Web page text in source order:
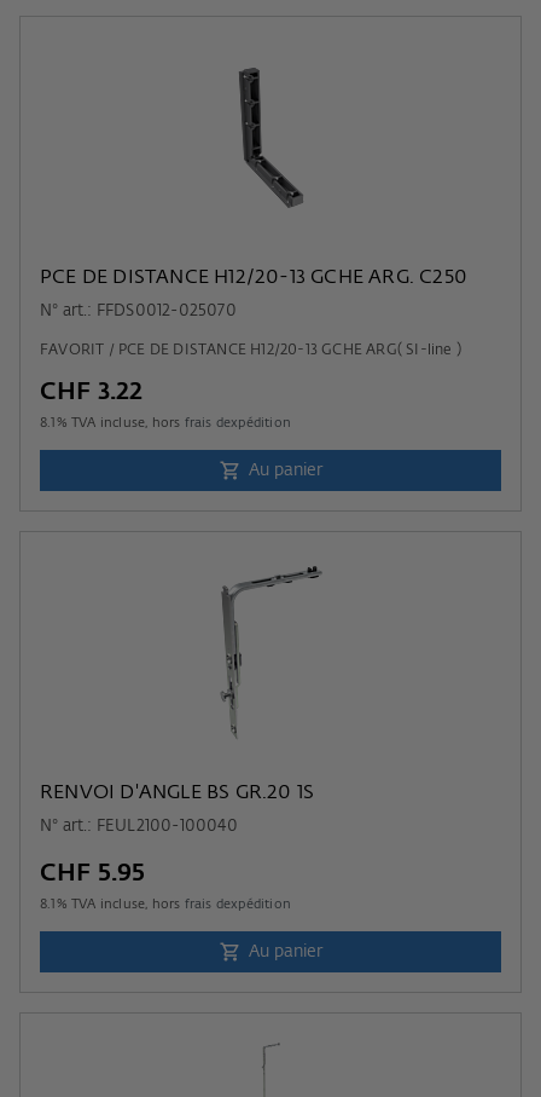
PCE DE DISTANCE H12/20-13 GCHE ARG. C250
N° art.: FFDS0012-025070
FAVORIT / PCE DE DISTANCE H12/20-13 GCHE ARG( SI-line )
CHF 3.22
8.1 % TVA incluse, hors frais dexpédition
Au panier
RENVOI D'ANGLE BS GR.20 1S
N° art.: FEUL2100-100040
CHF 5.95
8.1 % TVA incluse, hors frais dexpédition
Au panier